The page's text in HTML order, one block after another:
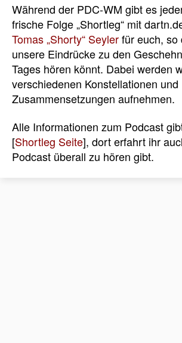
Während der PDC-WM gibt es
frische Folge „Shortleg“ mit
Tomas „Shorty“ Seylerfür euch, so
unsere Eindrücke zu den
Tages hören könnt. Dabei werden
verschiedenen Konstellationen und
Zusammensetzungen aufnehmen.
Alle Informationen zum Podcast
[Shortleg Seite], dort erfahrt ihr
Podcast überall zu hören gibt.